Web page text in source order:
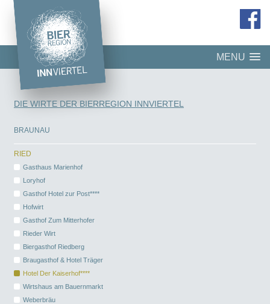
MENU
DIE WIRTE DER BIERREGION INNVIERTEL
BRAUNAU
RIED
Gasthaus Marienhof
Loryhof
Gasthof Hotel zur Post****
Hofwirt
Gasthof Zum Mitterhofer
Rieder Wirt
Biergasthof Riedberg
Braugasthof & Hotel Träger
Hotel Der Kaiserhof****
Wirtshaus am Bauernmarkt
Weberbräu